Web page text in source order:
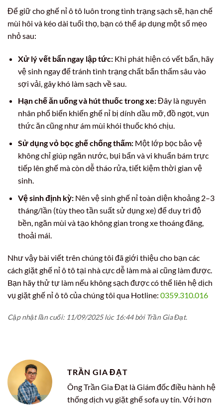
Để giữ cho ghế nỉ ô tô luôn trong tình trạng sạch sẽ, hạn chế
mùi hôi và kéo dài tuổi thọ, bạn có thể áp dụng một số mẹo
nhỏ sau:
Xử lý vết bẩn ngay lập tức:Khi phát hiện có vết bẩn, hãy
vệ sinh ngay để tránh tình trạng chất bẩn thấm sâu vào
sợi vải, gây khó làm sạch về sau.
Hạn chế ăn uống và hút thuốc trong xe:Đây là nguyên
nhân phổ biến khiến ghế nỉ bị dính dầu mỡ, đồ ngọt, vụn
thức ăn cũng như ám mùi khói thuốc khó chịu.
Sử dụng vỏ bọc ghế chống thấm:Một lớp bọc bảo vệ
không chỉ giúp ngăn nước, bụi bẩn và vi khuẩn bám trực
tiếp lên ghế mà còn dễ tháo rửa, tiết kiệm thời gian vệ
sinh.
Vệ sinh định kỳ:Nên vệ sinh ghế nỉ toàn diện khoảng 2–3
tháng/lần (tùy theo tần suất sử dụng xe) để duy trì độ
bền, ngăn mùi và tạo không gian trong xe thoáng đãng,
thoải mái.
Như vậy bài viết trên chúng tôi đã giới thiệu cho bạn các
cách giặt ghế nỉ ô tô tại nhà cực dễ làm mà ai cũng làm được.
Bạn hãy thử tự làm nếu không sạch được có thể liên hệ dịch
vụ giặt ghế nỉ ô tô của chúng tôi qua Hotline: 0359.310.016
Cập nhật lần cuối: 11/09/2025 lúc 16:44 bởi Trần Gia Đạt.
TRẦN GIA ĐẠT
Ông Trần Gia Đạt là Giám đốc điều hành hệ
thống dịch vụ giặt ghế sofa uy tín. Với hơn